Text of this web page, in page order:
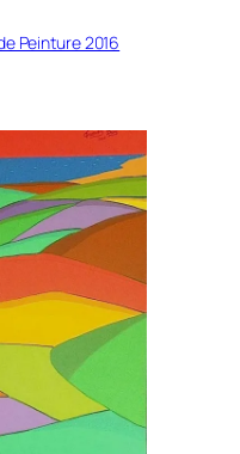
Peinture 2016